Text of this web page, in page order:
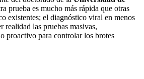
prueba es mucho más rápida que otras
existentes; el diagnóstico viral en menos
realidad las pruebas masivas,
proactivo para controlar los brotes